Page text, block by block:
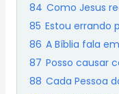
84 Como Jesus
85 Estou errando
86 A Bíblia fala
87 Posso causar
88 Cada Pessoa